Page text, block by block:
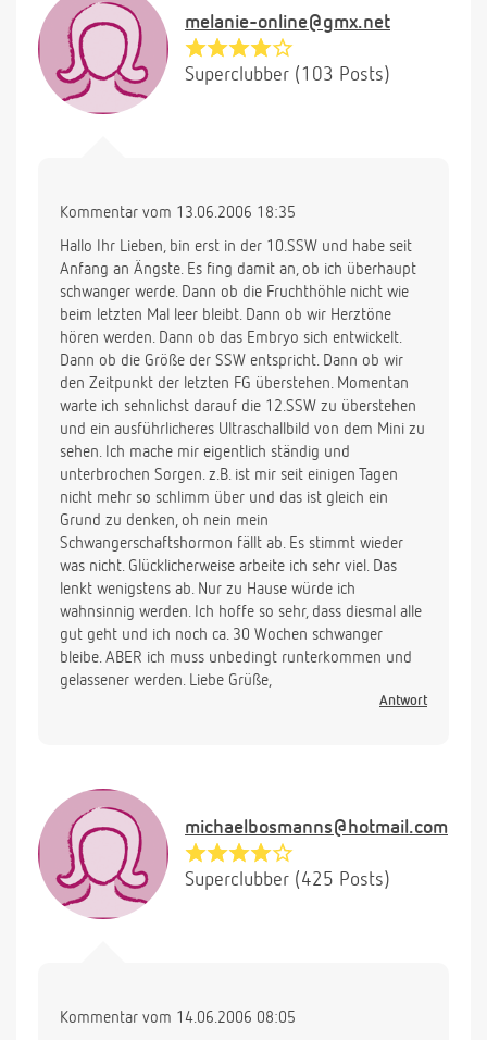
melanie-online@gmx.net
Superclubber (103 Posts)
Kommentar vom 13.06.2006 18:35
Hallo Ihr Lieben, bin erst in der 10.SSW und habe seit
Anfang an Ängste. Es fing damit an, ob ich überhaupt
schwanger werde. Dann ob die Fruchthöhle nicht wie
beim letzten Mal leer bleibt. Dann ob wir Herztöne
hören werden. Dann ob das Embryo sich entwickelt.
Dann ob die Größe der SSW entspricht. Dann ob wir
den Zeitpunkt der letzten FG überstehen. Momentan
warte ich sehnlichst darauf die 12.SSW zu überstehen
und ein ausführlicheres Ultraschallbild von dem Mini zu
sehen. Ich mache mir eigentlich ständig und
unterbrochen Sorgen. z.B. ist mir seit einigen Tagen
nicht mehr so schlimm über und das ist gleich ein
Grund zu denken, oh nein mein
Schwangerschaftshormon fällt ab. Es stimmt wieder
was nicht. Glücklicherweise arbeite ich sehr viel. Das
lenkt wenigstens ab. Nur zu Hause würde ich
wahnsinnig werden. Ich hoffe so sehr, dass diesmal alle
gut geht und ich noch ca. 30 Wochen schwanger
bleibe. ABER ich muss unbedingt runterkommen und
gelassener werden. Liebe Grüße,
Antwort
michaelbosmanns@hotmail.com
Superclubber (425 Posts)
Kommentar vom 14.06.2006 08:05